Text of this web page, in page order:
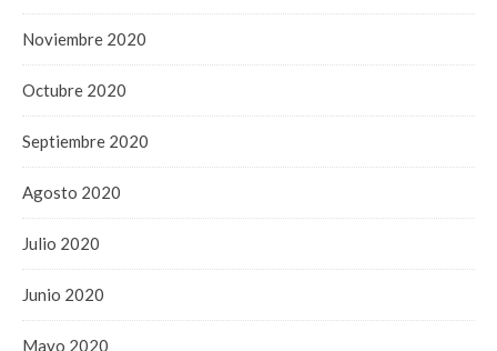
Noviembre 2020
Octubre 2020
Septiembre 2020
Agosto 2020
Julio 2020
Junio 2020
Mayo 2020